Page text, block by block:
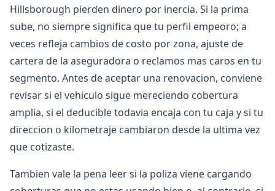
Hillsborough pierden dinero por inercia. Si la prima
sube, no siempre significa que tu perfil empeoro; a
veces refleja cambios de costo por zona, ajuste de
cartera de la aseguradora o reclamos mas caros en tu
segmento. Antes de aceptar una renovacion, conviene
revisar si el vehiculo sigue mereciendo cobertura
amplia, si el deducible todavia encaja con tu caja y si tu
direccion o kilometraje cambiaron desde la ultima vez
que cotizaste.
Tambien vale la pena leer si la poliza viene cargando